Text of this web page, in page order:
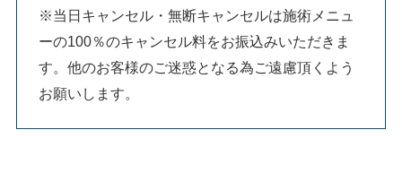
※当日キャンセル・無断キャンセルは施術メニュ
ーの100％のキャンセル料をお振込みいただきま
す。他のお客様のご迷惑となる為ご遠慮頂くよう
お願いします。